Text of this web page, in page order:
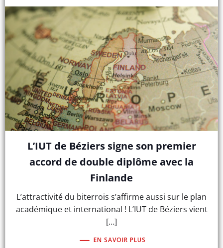
L’IUT de Béziers signe son premier
accord de double diplôme avec la
Finlande
L’attractivité du biterrois s’affirme aussi sur le plan
académique et international ! L’IUT de Béziers vient
[…]
EN SAVOIR PLUS